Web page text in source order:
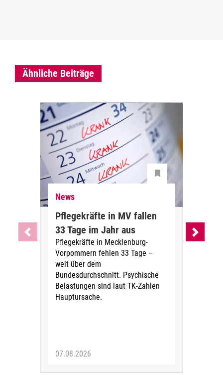
Ähnliche Beiträge
News
Pflegekräfte in MV fallen
33 Tage im Jahr aus
Pflegekräfte in Mecklenburg-
Vorpommern fehlen 33 Tage –
weit über dem
Bundesdurchschnitt. Psychische
Belastungen sind laut TK-Zahlen
Hauptursache.
07.08.2026